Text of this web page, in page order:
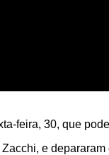
feira, 30, que
e